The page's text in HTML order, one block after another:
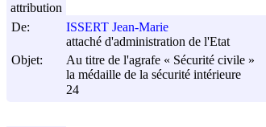
De:
ISSERT Jean-Marie
attaché d'administration de l'Etat
Objet:
Au titre de l'agrafe « Sécurité civile »
la médaille de la sécurité intérieure
24
attribution